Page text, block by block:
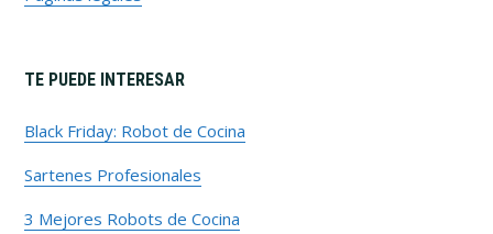
TE PUEDE INTERESAR
Black Friday: Robot de Cocina
Sartenes Profesionales
3 Mejores Robots de Cocina